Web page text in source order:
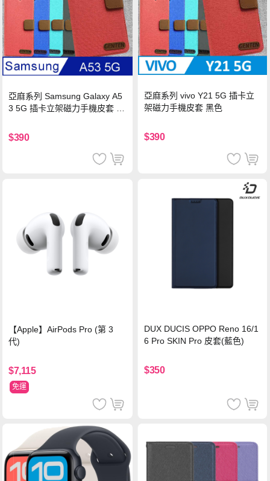
亞麻系列 Samsung Galaxy A5
3 5G 插卡立架磁力手機皮套 藍
$390
亞麻系列 vivo Y21 5G 插卡立
架磁力手機皮套 黑色
$390
【Apple】AirPods Pro (第 3
代)
$7,115
免運
DUX DUCIS OPPO Reno 16/1
6 Pro SKIN Pro 皮套(藍色)
$350